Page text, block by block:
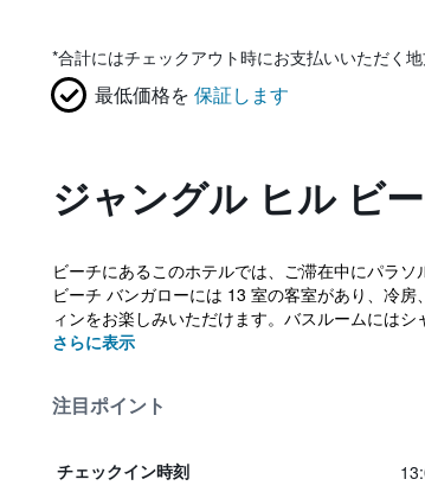
*合計にはチェックアウト時にお支払いいただく
最低価格を 保証します
ジャングル ヒル ビ
ビーチにあるこのホテルでは、ご滞在中にパラ
ビーチ バンガローには 13 室の客室があり、冷
ィンをお楽しみいただけます。バスルームには
さらに表示
注目ポイント
チェックイン時刻